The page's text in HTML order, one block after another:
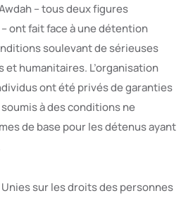
– tous deux figures
ont fait face à une détention
soulevant de sérieuses
humanitaires. L’organisation
ont été privés de garanties
à des conditions ne
de base pour les détenus ayant
sur les droits des personnes